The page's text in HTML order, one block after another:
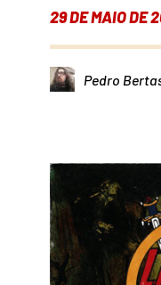
29 DE MAIO DE
Pedro